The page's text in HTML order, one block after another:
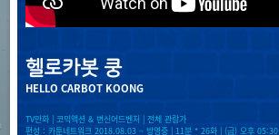
헬로카봇 쿵
HELLO CARBOT KOONG
TV만화 | 코믹액션 & 변신어드벤처 | 전체 관람가
편성 : 카툰네트워크 2018.08.03 ~ 방영중 | 11분 * 26화 | (금) 오후 05:30